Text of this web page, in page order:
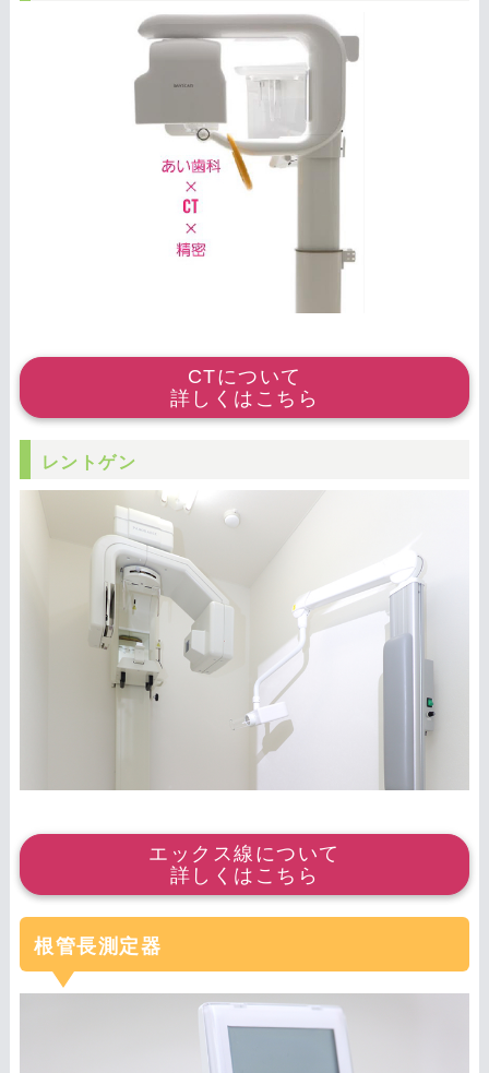
CTについて
詳しくはこちら
レントゲン
エックス線について
詳しくはこちら
根管長測定器